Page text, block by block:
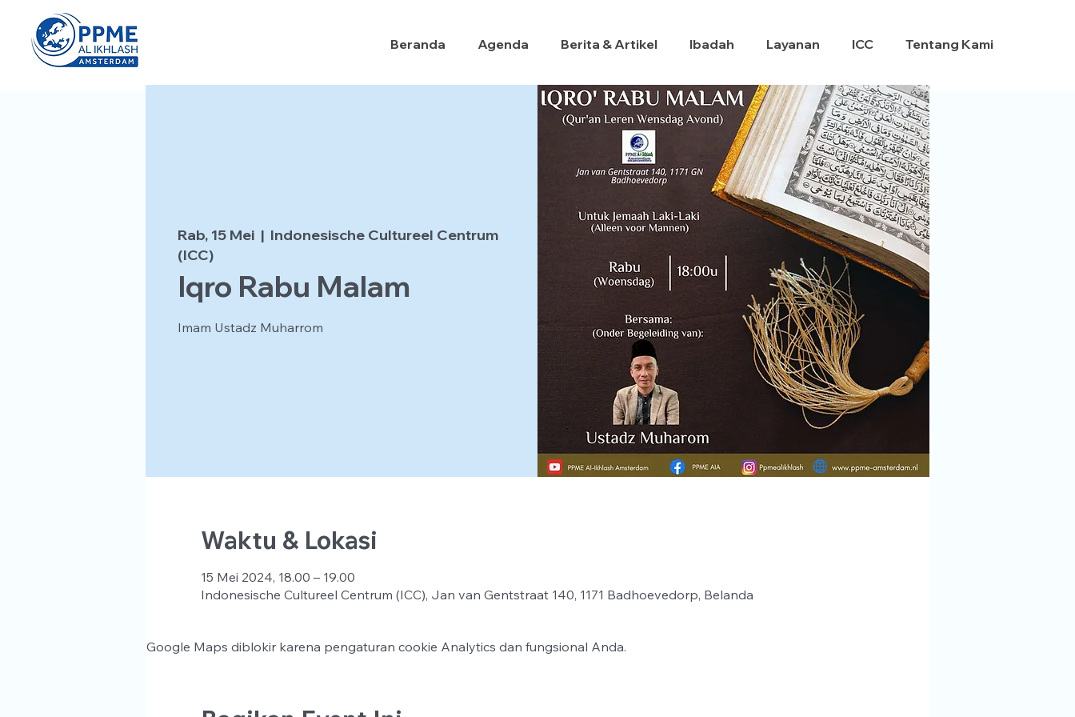
Beranda Agenda Berita & Artikel Ibadah Layanan ICC Tentang Kami
Rab, 15 Mei
  |
Indonesische Cultureel Centrum
(ICC)
Iqro Rabu Malam
Imam Ustadz Muharrom
Waktu & Lokasi
15 Mei 2024, 18.00 – 19.00
Indonesische Cultureel Centrum (ICC), Jan van Gentstraat 140, 1171 Badhoevedorp, Belanda
Google Maps diblokir karena pengaturan cookie Analytics dan fungsional Anda.